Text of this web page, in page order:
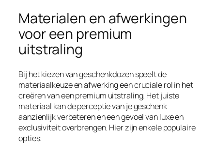
Materialen en afwerkingen
voor een premium
uitstraling
Bij het kiezen van geschenkdozen speelt de
materiaalkeuze en afwerking een cruciale rol in het
creëren van een premium uitstraling. Het juiste
materiaal kan de perceptie van je geschenk
aanzienlijk verbeteren en een gevoel van luxe en
exclusiviteit overbrengen. Hier zijn enkele populaire
opties: